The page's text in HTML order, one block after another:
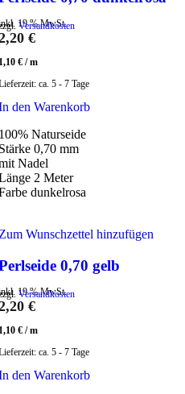
19 % MwSt.
Versandkosten
€
€ /m
ca. 5 - 7 Tage
den Warenkorb
Naturseide
0,70 mm
Nadel
2 Meter
dunkelrosa
Wunschzettel hinzufügen
0,70 gelb
19 % MwSt.
Versandkosten
€
€ /m
ca. 5 - 7 Tage
den Warenkorb